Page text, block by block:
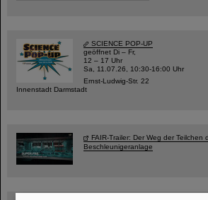
SCIENCE POP-UP
geöffnet Di – Fr,
12 – 17 Uhr
Sa, 11.07.26, 10:30-16:00 Uhr
Ernst-Ludwig-Str. 22
Innenstadt Darmstadt
FAIR-Trailer: Der Weg der Teilchen
Beschleunigeranlage